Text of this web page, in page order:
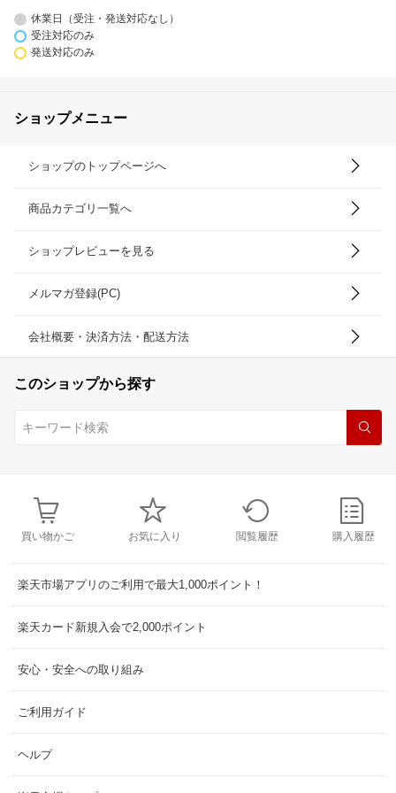
休業日（受注・発送対応なし）
受注対応のみ
発送対応のみ
ショップメニュー
ショップのトップページへ
商品カテゴリ一覧へ
ショップレビューを見る
メルマガ登録(PC)
会社概要・決済方法・配送方法
このショップから探す
買い物かご お気に入り 閲覧履歴 購入履歴
楽天市場アプリのご利用で最大1,000ポイント！
楽天カード新規入会で2,000ポイント
安心・安全への取り組み
ご利用ガイド
ヘルプ